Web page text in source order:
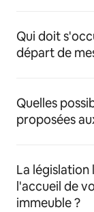
Qui doit
départ de
Quelles
proposées
La
l'accueil de
immeuble ?